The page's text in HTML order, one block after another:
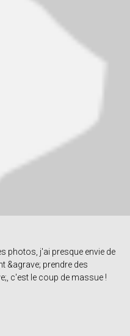
photos, j'ai presque envie de
&agrave; prendre des
c'est le coup de massue !